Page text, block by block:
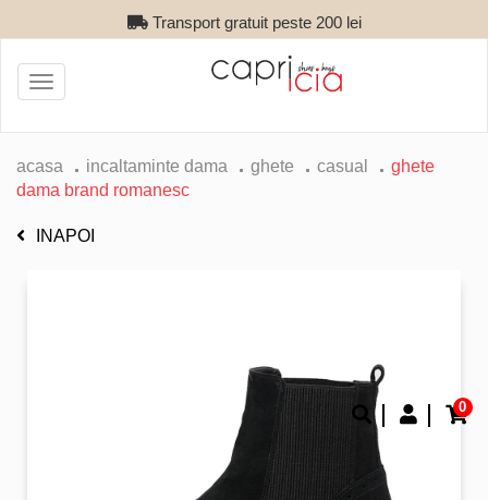
Transport gratuit peste 200 lei
0
Toggle
navigation
acasa incaltaminte dama ghete casual
ghete
dama brand romanesc
INAPOI